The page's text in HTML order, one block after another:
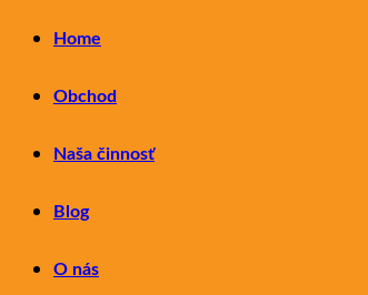
Home
Obchod
Naša činnosť
Blog
O nás